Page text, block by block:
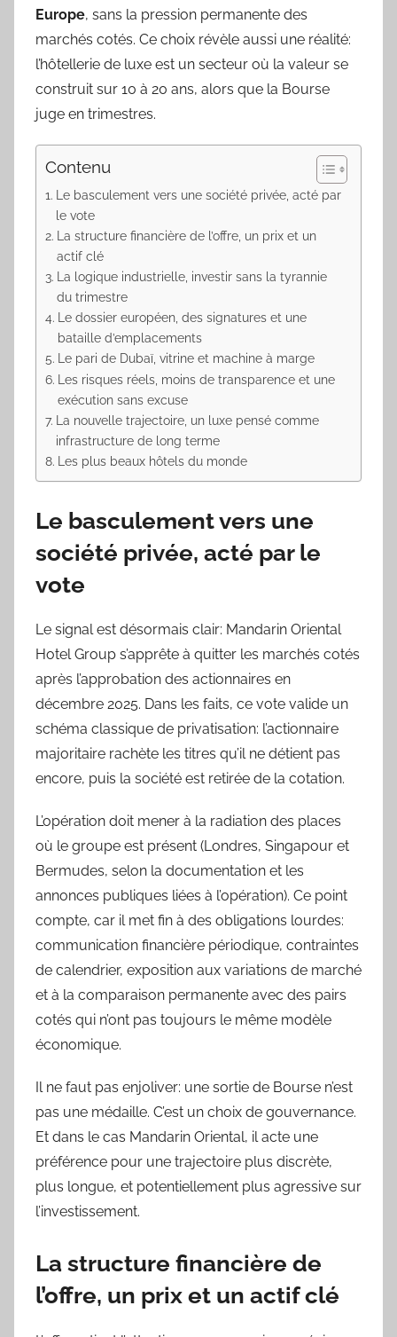
Europe, sans la pression permanente des
marchés cotés. Ce choix révèle aussi une réalité:
l’hôtellerie de luxe est un secteur où la valeur se
construit sur 10 à 20 ans, alors que la Bourse
juge en trimestres.
Contenu
Le basculement vers une société privée, acté par
le vote
La structure financière de l’offre, un prix et un
actif clé
La logique industrielle, investir sans la tyrannie
du trimestre
Le dossier européen, des signatures et une
bataille d’emplacements
Le pari de Dubaï, vitrine et machine à marge
Les risques réels, moins de transparence et une
exécution sans excuse
La nouvelle trajectoire, un luxe pensé comme
infrastructure de long terme
Les plus beaux hôtels du monde
Le basculement vers une
société privée, acté par le
vote
Le signal est désormais clair: Mandarin Oriental
Hotel Group s’apprête à quitter les marchés cotés
après l’approbation des actionnaires en
décembre 2025. Dans les faits, ce vote valide un
schéma classique de privatisation: l’actionnaire
majoritaire rachète les titres qu’il ne détient pas
encore, puis la société est retirée de la cotation.
L’opération doit mener à la radiation des places
où le groupe est présent (Londres, Singapour et
Bermudes, selon la documentation et les
annonces publiques liées à l’opération). Ce point
compte, car il met fin à des obligations lourdes:
communication financière périodique, contraintes
de calendrier, exposition aux variations de marché
et à la comparaison permanente avec des pairs
cotés qui n’ont pas toujours le même modèle
économique.
Il ne faut pas enjoliver: une sortie de Bourse n’est
pas une médaille. C’est un choix de gouvernance.
Et dans le cas Mandarin Oriental, il acte une
préférence pour une trajectoire plus discrète,
plus longue, et potentiellement plus agressive sur
l’investissement.
La structure financière de
l’offre, un prix et un actif clé